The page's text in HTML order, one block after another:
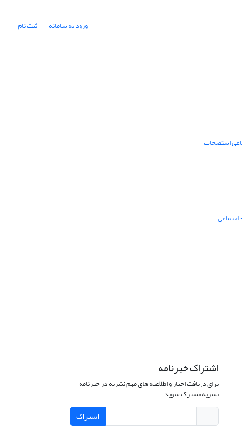
ورود به سامانه ثبت نام
اشتراک خبرنامه
برای دریافت اخبار و اطلاعیه های مهم نشریه در خبرنامه
نشریه مشترک شوید.
اشتراک